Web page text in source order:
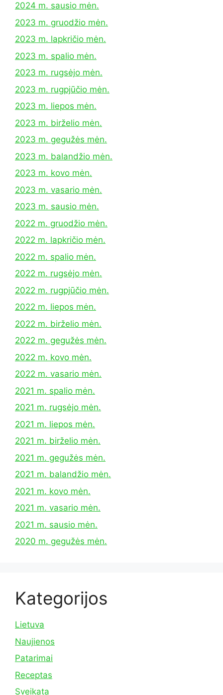
2024 m. sausio mėn.
2023 m. gruodžio mėn.
2023 m. lapkričio mėn.
2023 m. spalio mėn.
2023 m. rugsėjo mėn.
2023 m. rugpjūčio mėn.
2023 m. liepos mėn.
2023 m. birželio mėn.
2023 m. gegužės mėn.
2023 m. balandžio mėn.
2023 m. kovo mėn.
2023 m. vasario mėn.
2023 m. sausio mėn.
2022 m. gruodžio mėn.
2022 m. lapkričio mėn.
2022 m. spalio mėn.
2022 m. rugsėjo mėn.
2022 m. rugpjūčio mėn.
2022 m. liepos mėn.
2022 m. birželio mėn.
2022 m. gegužės mėn.
2022 m. kovo mėn.
2022 m. vasario mėn.
2021 m. spalio mėn.
2021 m. rugsėjo mėn.
2021 m. liepos mėn.
2021 m. birželio mėn.
2021 m. gegužės mėn.
2021 m. balandžio mėn.
2021 m. kovo mėn.
2021 m. vasario mėn.
2021 m. sausio mėn.
2020 m. gegužės mėn.
Kategorijos
Lietuva
Naujienos
Patarimai
Receptas
Sveikata